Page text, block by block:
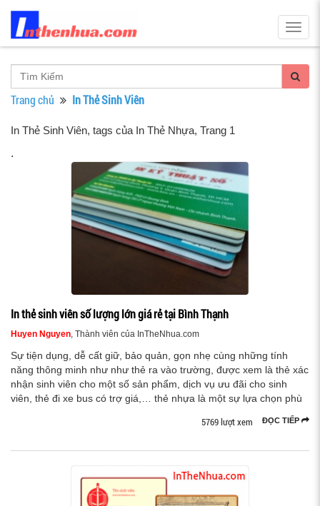
Trang chủ In Thẻ Sinh Viên
In Thẻ Sinh Viên, tags của In Thẻ Nhựa, Trang 1
.
In thẻ sinh viên số lượng lớn giá rẻ tại Bình Thạnh
Huyen Nguyen, Thành viên của InTheNhua.com
Sự tiện dụng, dễ cất giữ, bảo quản, gọn nhẹ cùng những tính
năng thông minh như như thẻ ra vào trường, được xem là thẻ xác
nhận sinh viên cho một số sản phẩm, dịch vụ ưu đãi cho sinh
viên, thẻ đi xe bus có trợ giá,… thẻ nhựa là một sự lựa chọn phù
ĐỌC TIẾP
5769 lượt xem